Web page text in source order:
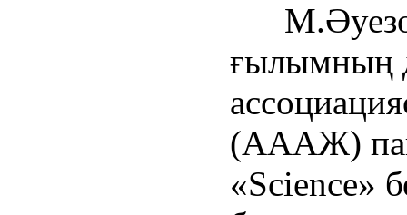
ғылымның
(АААЖ)
«Science»